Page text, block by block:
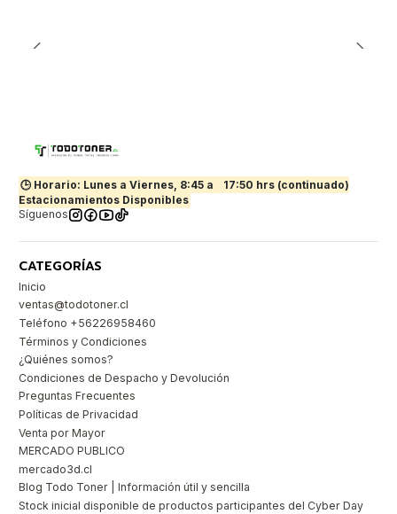
🕒 Horario: Lunes a Viernes, 8:45 a
17:50 hrs (continuado)
Estacionamientos Disponibles
Síguenos
CATEGORÍAS
Inicio
ventas@todotoner.cl
Teléfono +56226958460
Términos y Condiciones
¿Quiénes somos?
Condiciones de Despacho y Devolución
Preguntas Frecuentes
Políticas de Privacidad
Venta por Mayor
MERCADO PUBLICO
mercado3d.cl
Blog Todo Toner | Información útil y sencilla
Stock inicial disponible de productos participantes del Cyber Day